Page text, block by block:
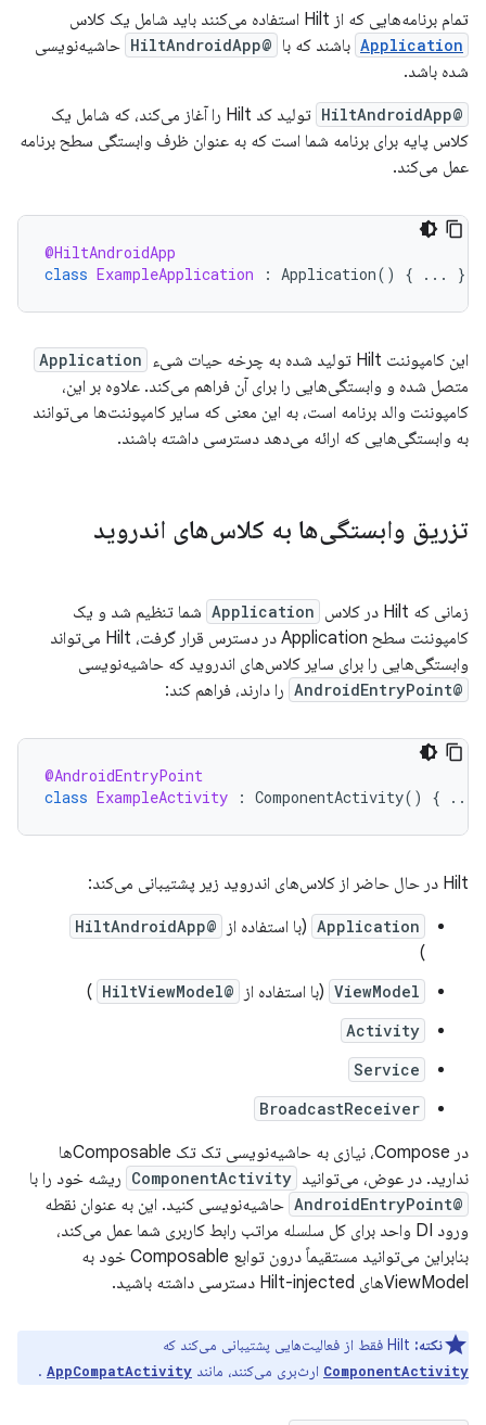
تمام برنامه‌هایی که از Hilt استفاده می‌کنند باید شامل یک کلاس
Application باشند که با @HiltAndroidApp
حاشیه‌نویسی
شده باشد.
@HiltAndroidApp
تولید کد Hilt را آغاز می‌کند، که شامل یک
کلاس پایه برای برنامه شما است که به عنوان ظرف وابستگی سطح برنامه
عمل می‌کند.
@HiltAndroidApp
class ExampleApplication : Application() { ... }
این کامپوننت Hilt تولید شده به چرخه حیات شیء Application
متصل شده و وابستگی‌هایی را برای آن فراهم می‌کند. علاوه بر این،
کامپوننت والد برنامه است، به این معنی که سایر کامپوننت‌ها می‌توانند
به وابستگی‌هایی که ارائه می‌دهد دسترسی داشته باشند.
تزریق وابستگی‌ها به کلاس‌های اندروید
زمانی که Hilt در کلاس Application شما تنظیم شد و یک
کامپوننت سطح Application در دسترس قرار گرفت، Hilt می‌تواند
وابستگی‌هایی را برای سایر کلاس‌های اندروید که حاشیه‌نویسی
@AndroidEntryPoint را دارند، فراهم کند:
@AndroidEntryPoint
class ExampleActivity : ComponentActivity() { ...
Hilt در حال حاضر از کلاس‌های اندروید زیر پشتیبانی می‌کند:
Application (با استفاده از @HiltAndroidApp
)
ViewModel (با استفاده از @HiltViewModel
)
Activity
Service
BroadcastReceiver
در Compose، نیازی به حاشیه‌نویسی تک تک Composableها
ندارید. در عوض، می‌توانید ComponentActivity ریشه خود را با
@AndroidEntryPoint
حاشیه‌نویسی کنید. این به عنوان نقطه
ورود DI واحد برای کل سلسله مراتب رابط کاربری شما عمل می‌کند،
بنابراین می‌توانید مستقیماً درون توابع Composable خود به
ViewModelهای Hilt-injected دسترسی داشته باشید.
نکته: Hilt فقط از فعالیت‌هایی پشتیبانی می‌کند که
ComponentActivity ارث‌بری می‌کنند، مانند AppCompatActivity
.